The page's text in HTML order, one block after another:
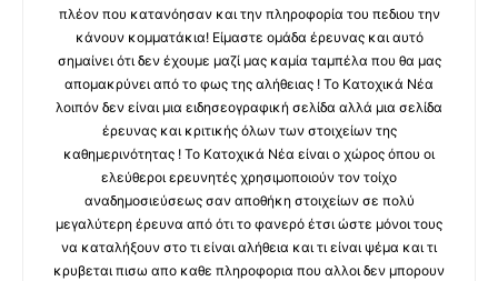
πλέον που κατανόησαν και την πληροφορία του πεδιου την
κάνουν κομματάκια! Είμαστε ομάδα έρευνας και αυτό
σημαίνει ότι δεν έχουμε μαζί μας καμία ταμπέλα που θα μας
απομακρύνει από το φως της αλήθειας ! Το Κατοχικά Νέα
λοιπόν δεν είναι μια ειδησεογραφική σελίδα αλλά μια σελίδα
έρευνας και κριτικής όλων των στοιχείων της
καθημερινότητας ! Το Κατοχικά Νέα είναι ο χώρος όπου οι
ελεύθεροι ερευνητές χρησιμοποιούν τον τοίχο
αναδημοσιεύσεως σαν αποθήκη στοιχείων σε πολύ
μεγαλύτερη έρευνα από ότι το φανερό έτσι ώστε μόνοι τους
να καταλήξουν στο τι είναι αλήθεια και τι είναι ψέμα και τι
κρυβεται πισω απο καθε πληροφορια που αλλοι δεν μπορουν